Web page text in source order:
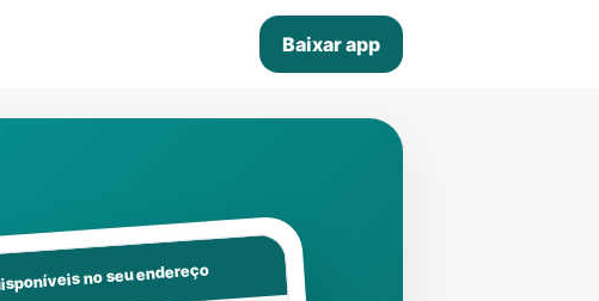
Baixar app
no seu endereço